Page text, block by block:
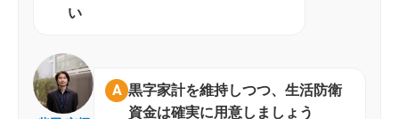
い
黒字家計を維持しつつ、生活防衛
資金は確実に用意しましょう